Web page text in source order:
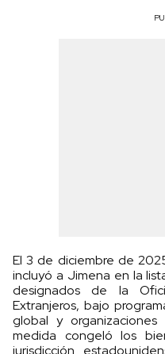
El 3 de diciembre de
incluyó a Jimena en la
designados de la
Extranjeros, bajo
global y organizaciones
medida congeló los
jurisdicción